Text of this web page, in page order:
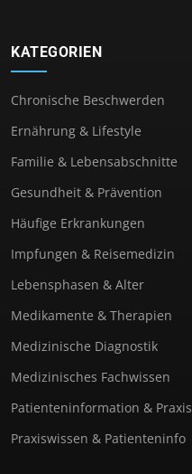
KATEGORIEN
Chronische Beschwerden
Ernährung & Lifestyle
Familie & Lebensabschnitte
Gesundheit & Prävention
Häufige Erkrankungen
Impfungen & Reisemedizin
Lebensphasen & Alter
Medikamente & Therapien
Medizinische Diagnostik
Medizinisches Fachwissen
Patienteninformation & Praxis
Praxiswissen & Patienteninfo